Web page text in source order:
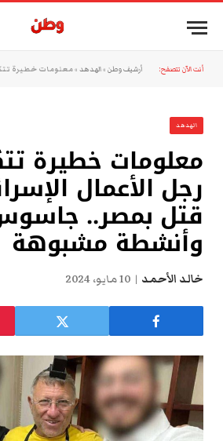
أنت الآن تتصفح: أرشيف وطن »الهدهد »معلومات خطيرة تتكشف عن رجل
الهدهد
معلومات خطيرة
رجل الأعمال
قتل بمصر..
وأنشطة مشبوهة
خالد الأحمد 10 مايو، 2024